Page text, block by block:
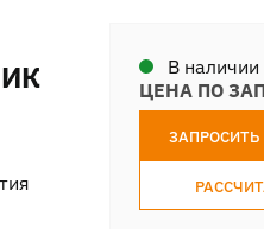
В наличии
ЦЕНА ПО